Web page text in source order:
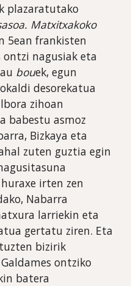
plazaratutako
Matxitxakoko
5ean frankisten
ontzi nagusiak eta
bouek, egun
desorekatua
zihoan
babestu asmoz
Bizkaya eta
zuten guztia egin
irten zen
Nabarra
larriekin eta
gertatu ziren. Eta
bizirik
ontziko
batera